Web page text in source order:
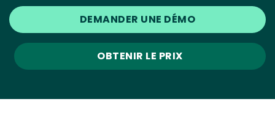
DEMANDER UNE DÉMO
OBTENIR LE PRIX